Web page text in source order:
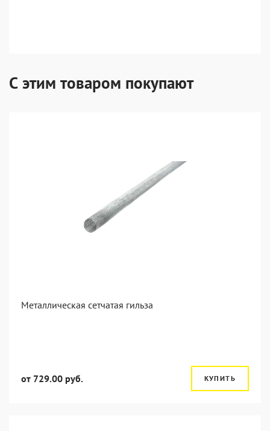
С этим товаром покупают
Металлическая сетчатая гильза
от 729.00 руб. КУПИТЬ